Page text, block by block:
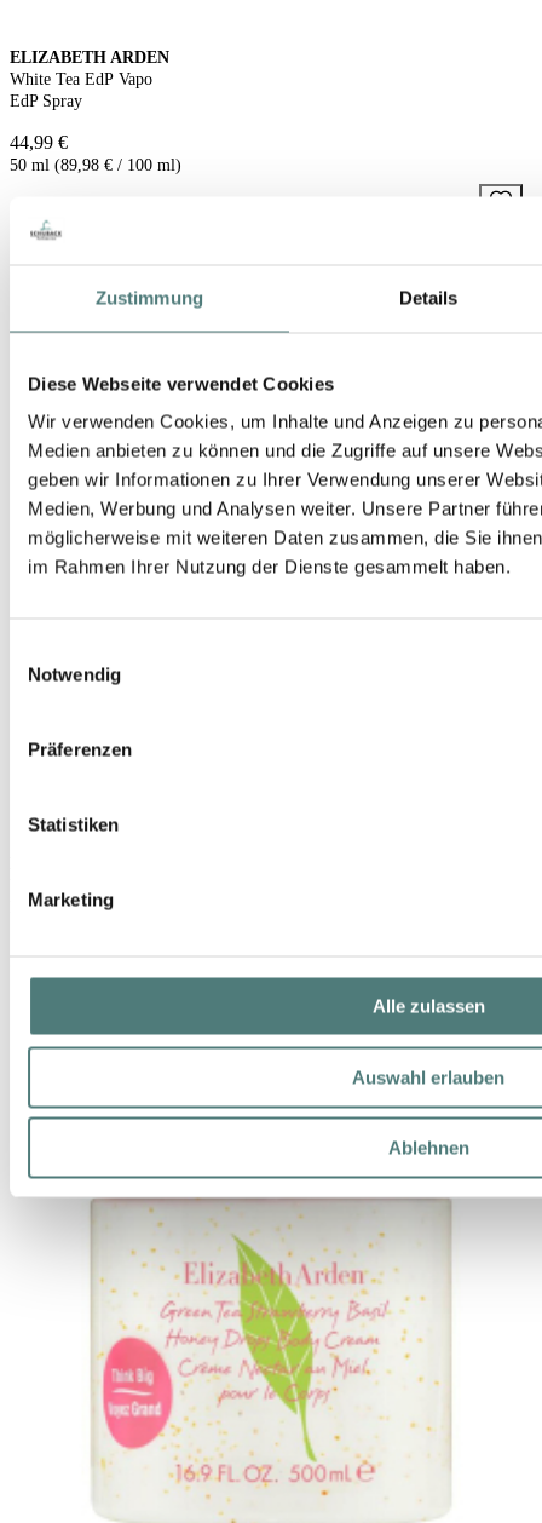
Zustimmung Details
Diese Webseite verwendet Cookies
Wir verwenden Cookies, um Inhalte und Anzeigen zu
Medien anbieten zu können und die Zugriffe auf unsere
geben wir Informationen zu Ihrer Verwendung unserer
Medien, Werbung und Analysen weiter. Unsere Partner
möglicherweise mit weiteren Daten zusammen, die Sie
im Rahmen Ihrer Nutzung der Dienste gesammelt haben.
Notwendig
Präferenzen
Statistiken
Marketing
Alle zulassen
Auswahl erlauben
Ablehnen
ELIZABETH ARDEN
White Tea EdP Vapo
EdP Spray
44,99 €
50 ml (89,98 € / 100 ml)
Day & Night Care